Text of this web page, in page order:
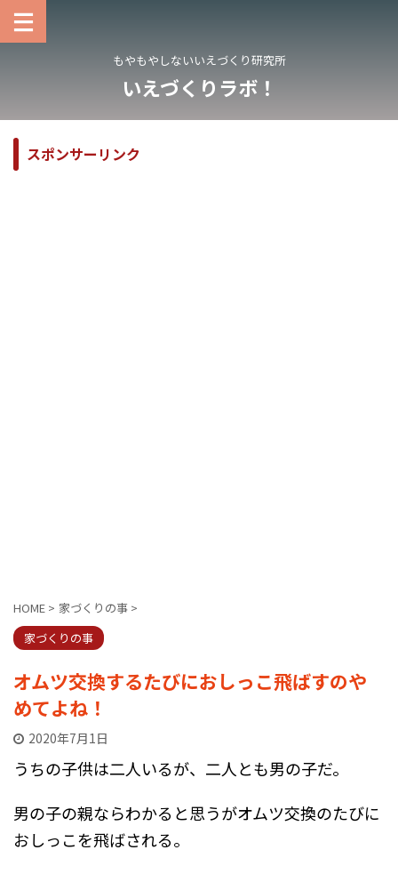
もやもやしないいえづくり研究所
いえづくりラボ！
スポンサーリンク
HOME > 家づくりの事 >
家づくりの事
オムツ交換するたびにおしっこ飛ばすのや
めてよね！
2020年7月1日
うちの子供は二人いるが、二人とも男の子だ。
男の子の親ならわかると思うがオムツ交換のたびに
おしっこを飛ばされる。